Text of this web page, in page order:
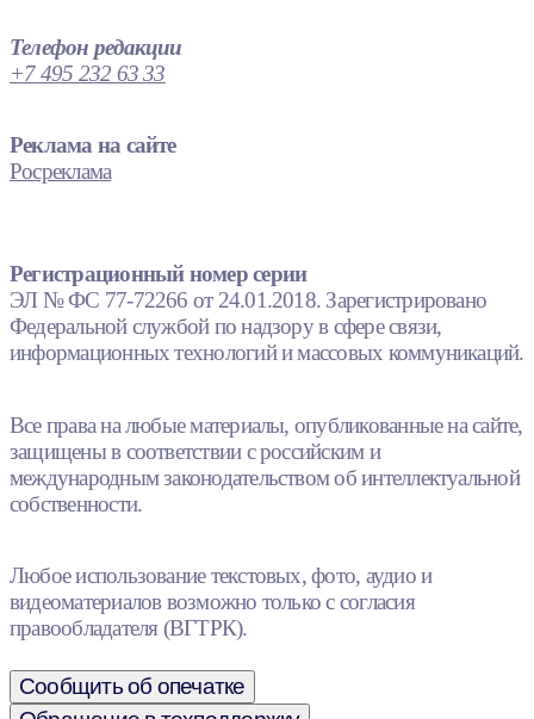
Телефон редакции
+7 495 232 63 33
Реклама на сайте
Росреклама
Регистрационный номер серии
ЭЛ № ФС 77-72266 от 24.01.2018. Зарегистрировано
Федеральной службой по надзору в сфере связи,
информационных технологий и массовых коммуникаций.
Все права на любые материалы, опубликованные на сайте,
защищены в соответствии с российским и
международным законодательством об интеллектуальной
собственности.
Любое использование текстовых, фото, аудио и
видеоматериалов возможно только с согласия
правообладателя (ВГТРК).
Сообщить об опечатке